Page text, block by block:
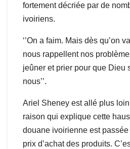
fortement décriée par de
ivoiriens.
‘’On a faim. Mais dès qu’on
nous rappellent nos
jeûner et prier pour que Dieu
nous’’.
Ariel Sheney est allé plus
raison qui explique cette
douane ivoirienne est
prix d’achat des produits.